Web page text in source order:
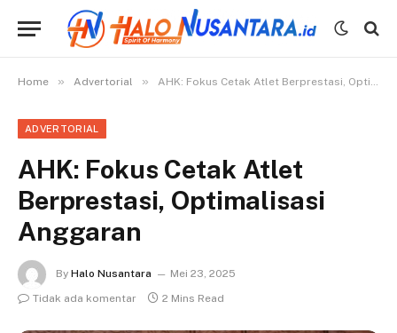
Home » Advertorial » AHK: Fokus Cetak Atlet Berprestasi, Optimalisasi Anggaran
ADVERTORIAL
AHK: Fokus Cetak Atlet
Berprestasi, Optimalisasi
Anggaran
By Halo Nusantara
Mei 23, 2025
Tidak ada komentar
2 Mins Read